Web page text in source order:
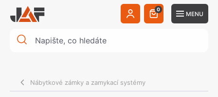
0
MENU
Nábytkové zámky a zamykací systémy